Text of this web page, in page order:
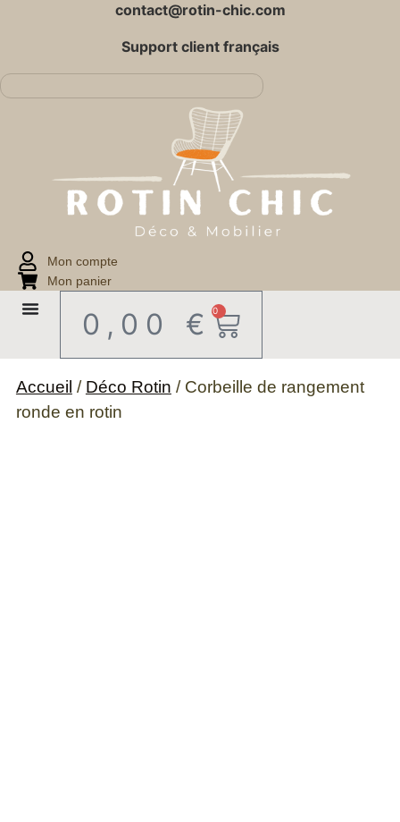
contact@rotin-chic.com
Support client français
Mon compte
Mon panier
0,00 €0
Accueil / Déco Rotin / Corbeille de rangement
ronde en rotin